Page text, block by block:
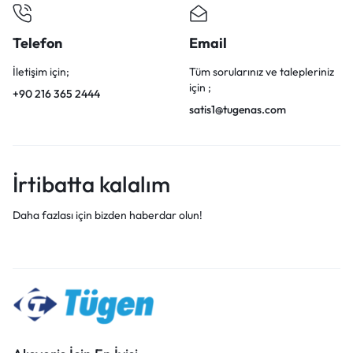
Telefon
İletişim için;
+90 216 365 2444
Email
Tüm sorularınız ve talepleriniz
için ;
satis1@tugenas.com
İrtibatta kalalım
Daha fazlası için bizden haberdar olun!